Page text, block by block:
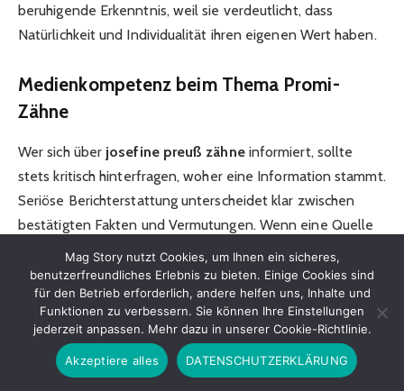
beruhigende Erkenntnis, weil sie verdeutlicht, dass
Natürlichkeit und Individualität ihren eigenen Wert haben.
Medienkompetenz beim Thema Promi-
Zähne
Wer sich über josefine preuß zähneinformiert, sollte
stets kritisch hinterfragen, woher eine Information stammt.
Seriöse Berichterstattung unterscheidet klar zwischen
bestätigten Fakten und Vermutungen. Wenn eine Quelle
keine direkten Zitate, keine Interviews oder keine
verlässlichen Referenzen nennt, ist Vorsicht geboten.
Ein guter Anhaltspunkt ist, ob der Artikel versucht, ein
Produkt oder eine Dienstleistung zu verkaufen. In solchen
Fällen steht meist nicht die Wahrheit im Vordergrund,
Mag Story nutzt Cookies, um Ihnen ein sicheres,
benutzerfreundliches Erlebnis zu bieten. Einige Cookies sind
für den Betrieb erforderlich, andere helfen uns, Inhalte und
Funktionen zu verbessern. Sie können Ihre Einstellungen
jederzeit anpassen. Mehr dazu in unserer Cookie-Richtlinie.
Akzeptiere alles DATENSCHUTZERKLÄRUNG